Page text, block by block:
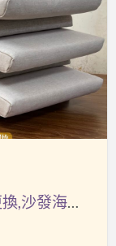
涼感布訂做沙發椅墊,沙發泡棉更換,沙發海棉更換